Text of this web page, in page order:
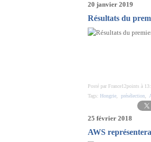
20 janvier 2019
Résultats du
Posté par France12points à
Tags: Hongrie présélection
25 février 2018
AWS